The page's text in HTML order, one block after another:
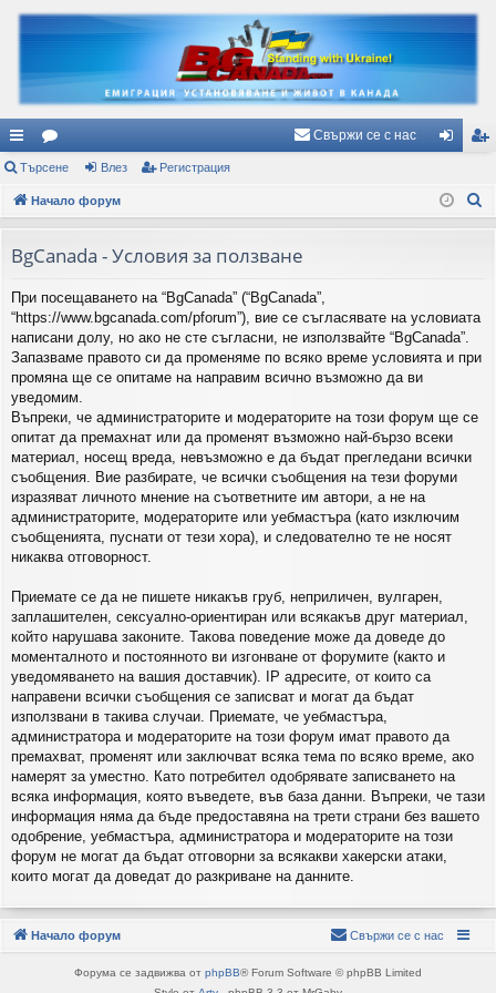
ъ
рз
вр
ъз
ки
ор
ум
Свържи се с нас
з ис
Търсене Влез Регистрация
Начало форум
BgCanada - Условия за ползване
При посещаването на “BgCanada” (“BgCanada”,
“https://www.bgcanada.com/pforum”), вие се съгласявате на условиата
написани долу, но ако не сте съгласни, не използвайте “BgCanada”.
Запазваме правото си да променяме по всяко време условията и при
промяна ще се опитаме на направим всично възможно да ви
уведомим.
Въпреки, че администраторите и модераторите на този форум ще се
опитат да премахнат или да променят възможно най-бързо всеки
материал, носещ вреда, невъзможно е да бъдат прегледани всички
съобщения. Вие разбирате, че всички съобщения на тези форуми
изразяват личното мнение на съответните им автори, а не на
администраторите, модераторите или уебмастъра (като изключим
съобщенията, пуснати от тези хора), и следователно те не носят
никаква отговорност.
Приемате се да не пишете никакъв груб, неприличен, вулгарен,
заплашителен, сексуално-ориентиран или всякакъв друг материал,
който нарушава законите. Такова поведение може да доведе до
моменталното и постоянното ви изгонване от форумите (както и
уведомяването на вашия доставчик). IP адресите, от които са
направени всички съобщения се записват и могат да бъдат
използвани в такива случаи. Приемате, че уебмастъра,
администратора и модераторите на този форум имат правото да
премахват, променят или заключват всяка тема по всяко време, ако
намерят за уместно. Като потребител одобрявате записването на
всяка информация, която въведете, във база данни. Въпреки, че тази
информация няма да бъде предоставяна на трети страни без вашето
одобрение, уебмастъра, администратора и модераторите на този
форум не могат да бъдат отговорни за всякакви хакерски атаки,
които могат да доведат до разкриване на данните.
Начало форум Свържи се с нас
Форума се задвижва от phpBB® Forum Software © phpBB Limited